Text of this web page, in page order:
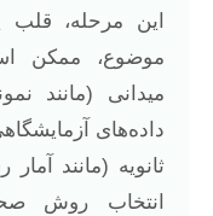
این مرحله،
موضوع، ممکن
میدانی (مانند
داده‌های
ثانویه (مانند
انتخاب روش